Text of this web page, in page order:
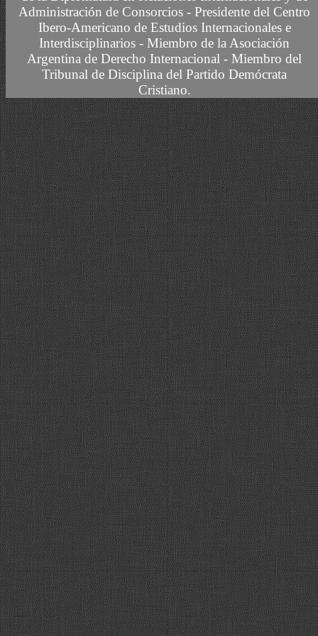
Administración de Consorcios - Presidente del Centro
Ibero-Americano de Estudios Internacionales e
Interdisciplinarios - Miembro de la Asociación
Argentina de Derecho Internacional - Miembro del
Tribunal de Disciplina del Partido Demócrata
Cristiano.